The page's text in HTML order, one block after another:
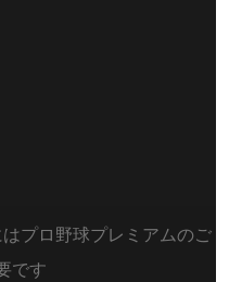
プロ野球プレミアムのご
です